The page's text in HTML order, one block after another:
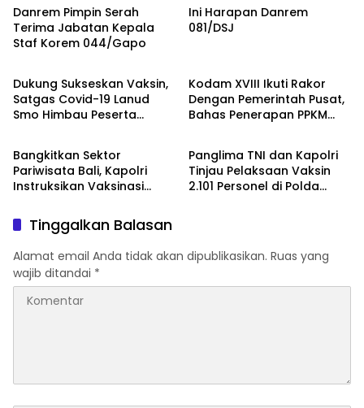
Danrem Pimpin Serah
Terima Jabatan Kepala
Staf Korem 044/Gapo
Ini Harapan Danrem
081/DSJ
Nasional
Dukung Sukseskan Vaksin,
Satgas Covid-19 Lanud
Smo Himbau Peserta
Kodam XVIII Ikuti Rakor
Dengan Pemerintah Pusat,
Bahas Penerapan PPKM
Warta TNI
Bangkitkan Sektor
Pariwisata Bali, Kapolri
Instruksikan Vaksinasi
Warta TNI
Panglima TNI dan Kapolri
Tinjau Pelaksaan Vaksin
2.101 Personel di Polda
Tinggalkan Balasan
Alamat email Anda tidak akan dipublikasikan. Ruas yang
wajib ditandai *